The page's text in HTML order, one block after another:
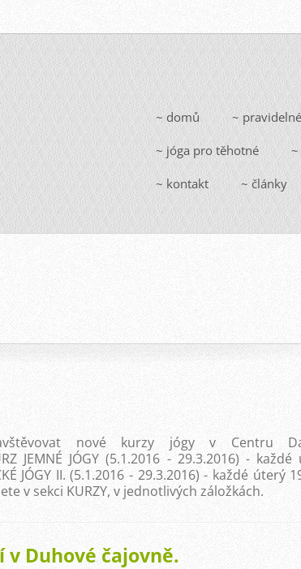
~ domů ~
~ jóga pro těhotné
~ kontakt ~ články
nové kurzy jógy v Centru
JEMNÉ JÓGY (5.1.2016 - 29.3.2016) - každé
JÓGY II. (5.1.2016 - 29.3.2016) - každé úterý
v sekci KURZY, v jednotlivých záložkách.
Duhové čajovně.